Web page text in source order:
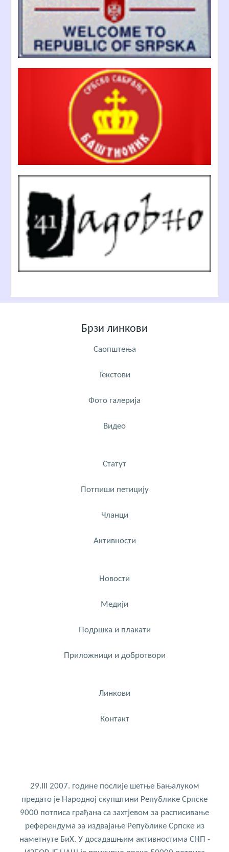
Брзи линкови
Саопштења
Текстови
Фото галерија
Видео
Статут
Потпиши петицију
Чланци
Активности
Новости
Медији
Подршка и плакати
Приложници и добротвори
Линкови
Контакт
29.III 2007. године послије шетње Бањалуком
предато је Народној скупштини Републике Српске
9000 потписа грађана са захтјевом за расписивање
референдума за издвајање Републике Српске из
наметнуте БиХ. У досадашњим активностима СНП -